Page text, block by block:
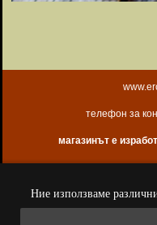
Ние използваме
телефон за
магазинът е